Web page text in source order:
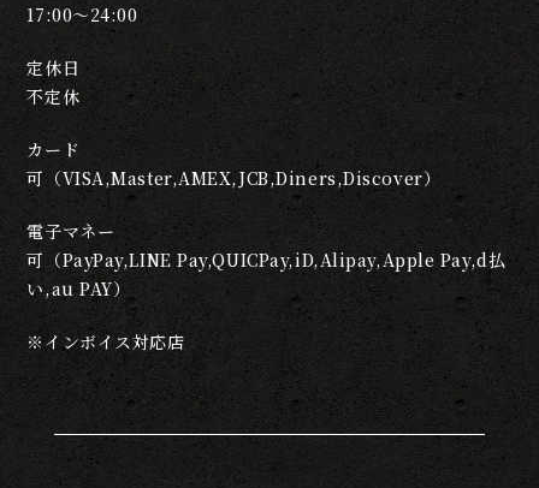
17:00～24:00
定休日
不定休
カード
可（VISA,Master,AMEX,JCB,Diners,Discover）
電子マネー
可（PayPay,LINE Pay,QUICPay,iD,Alipay,Apple Pay,d払
い,au PAY）
※インボイス対応店